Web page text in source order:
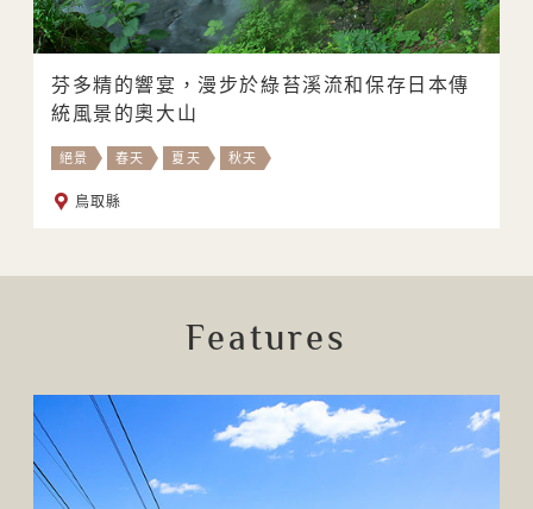
芬多精的響宴，漫步於綠苔溪流和保存日本傳
統風景的奧大山
絕景 春天 夏天 秋天
鳥取縣
Features